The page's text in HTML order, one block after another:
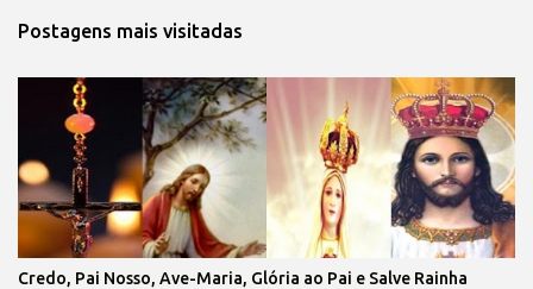
Postagens mais visitadas
Credo, Pai Nosso, Ave-Maria, Glória ao Pai e Salve Rainha